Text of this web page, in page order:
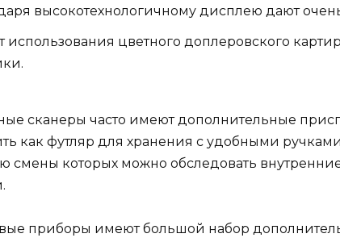
высокотехнологичному дисплею дают
использования цветного доплеровского
сканеры часто имеют дополнительные
как футляр для хранения с удобными
смены которых можно обследовать
приборы имеют большой набор